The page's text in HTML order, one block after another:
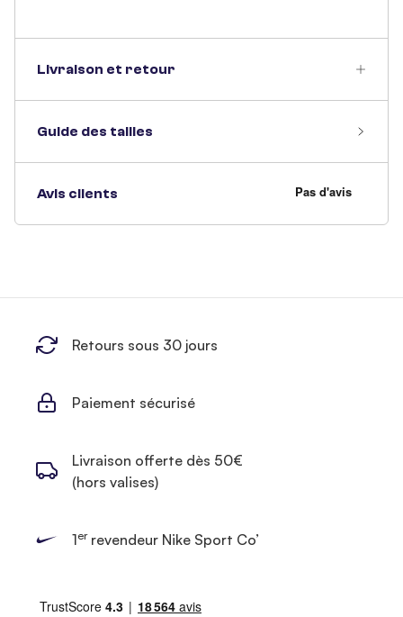
Livraison et retour
Guide des tailles
Avis clients
Retours sous 30 jours
Paiement sécurisé
Livraison offerte dès 50€
(hors valises)
1errevendeur Nike Sport Co’